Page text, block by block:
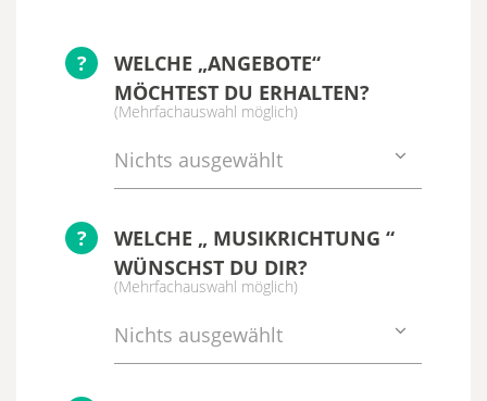
?
WELCHE „ANGEBOTE“
MÖCHTEST DU ERHALTEN?
(Mehrfachauswahl möglich)
Nichts ausgewählt
?
WELCHE „ MUSIKRICHTUNG “
WÜNSCHST DU DIR?
(Mehrfachauswahl möglich)
Nichts ausgewählt